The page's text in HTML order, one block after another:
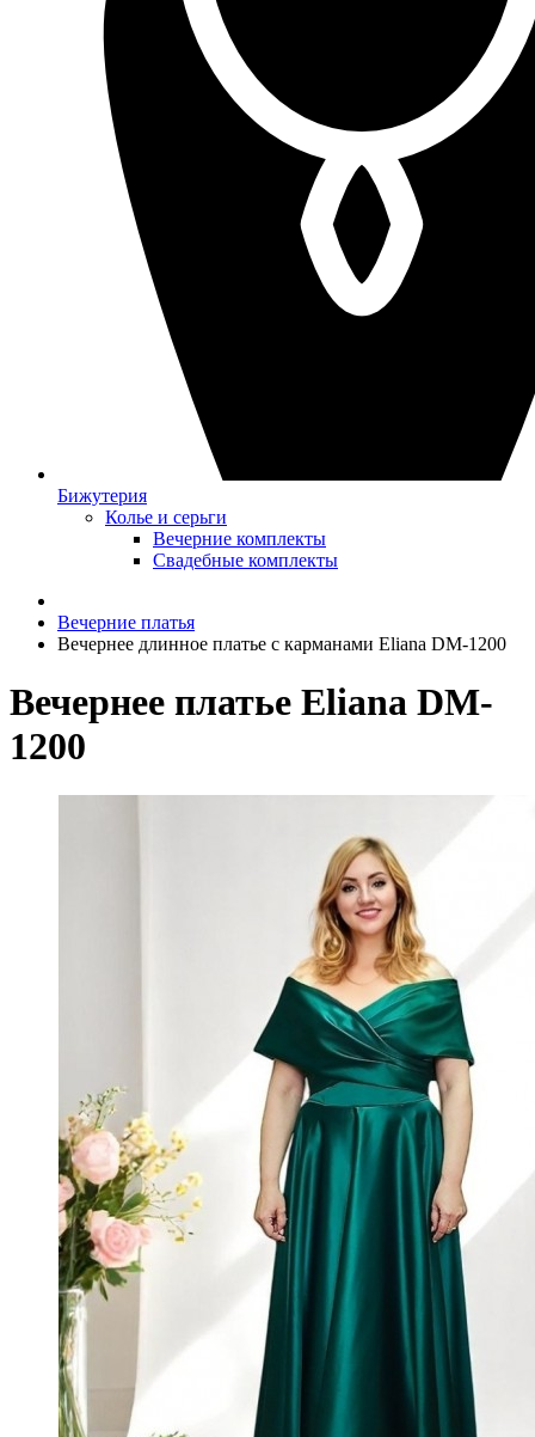
Бижутерия
Колье и серьги
Вечерние комплекты
Свадебные комплекты
Вечерние платья
Вечернее длинное платье с карманами Eliana DM-1200
Вечернее платье Eliana DM-
1200